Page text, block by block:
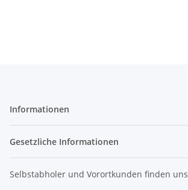
Informationen
Gesetzliche Informationen
Selbstabholer und Vorortkunden finden uns